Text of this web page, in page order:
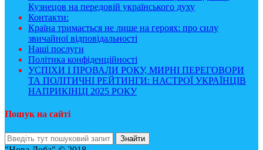
Кузнецов на передовій українського духу
Контакти:
Країна тримається не лише на героях: про силу
звичайної відповідальності
Наші послуги
Політика конфіденційності
УСПІХИ І ПРОВАЛИ РОКУ, МИРНІ ПЕРЕГОВОРИ
ТА ПОЛІТИЧНІ РЕЙТИНГИ: НАСТРОЇ УКРАЇНЦІВ
НАПРИКІНЦІ 2025 РОКУ
Пошук на сайті